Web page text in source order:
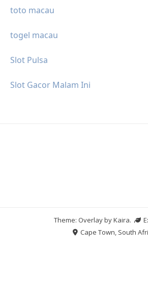
toto macau
togel macau
Slot Pulsa
Slot Gacor Malam Ini
Theme: Overlay byKaira.
Cape Town, South